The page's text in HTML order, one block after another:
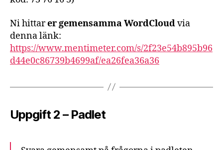
Ni hittarer gemensamma WordCloudvia
denna länk:
https://www.mentimeter.com/s/2f23e54b895b96
d44e0c86739b4699af/ea26fea36a36
Uppgift 2 – Padlet